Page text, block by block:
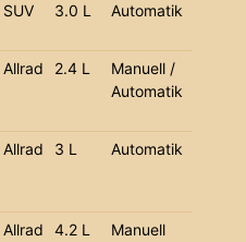
SUV 3.0 L Automatik
Allrad 2.4 L
Manuell /
Automatik
Allrad 3 L Automatik
Allrad 4.2 L Manuell